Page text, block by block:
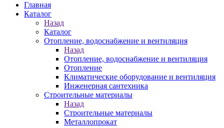
Главная
Каталог
Назад
Каталог
Отопление, водоснабжение и вентиляция
Назад
Отопление, водоснабжение и вентиляция
Отопление
Климатические оборудование и вентиляция
Инженерная сантехника
Строительные материалы
Назад
Строительные материалы
Металлопрокат